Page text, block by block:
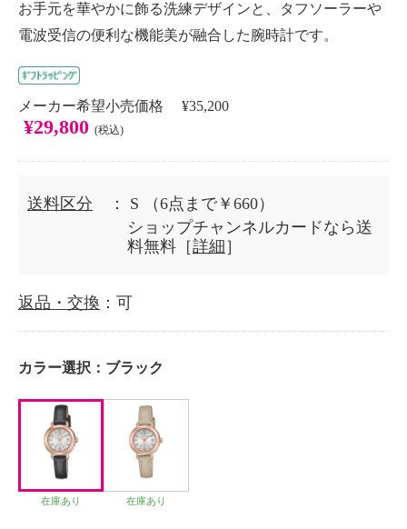
お手元を華やかに飾る洗練デザインと、タフソーラーや
電波受信の便利な機能美が融合した腕時計です。
メーカー希望小売価格 ¥35,200
¥29,800 (税込)
送料区分 ： S
（6点まで￥660）
ショップチャンネルカードなら送
料無料［詳細 ］
返品・交換 ：可
カラー選択： ブラック
在庫あり 在庫あり